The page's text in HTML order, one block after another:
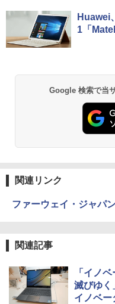
￥
4)/
く
ポー
リモ
pc
薬屋
ンガ
異世
￥832
￥810
Huawei
1「
Google 検索で当
関連リンク
ファーウェイ・ジャパ
関連記事
「イノ
滅びゆ
イノベー